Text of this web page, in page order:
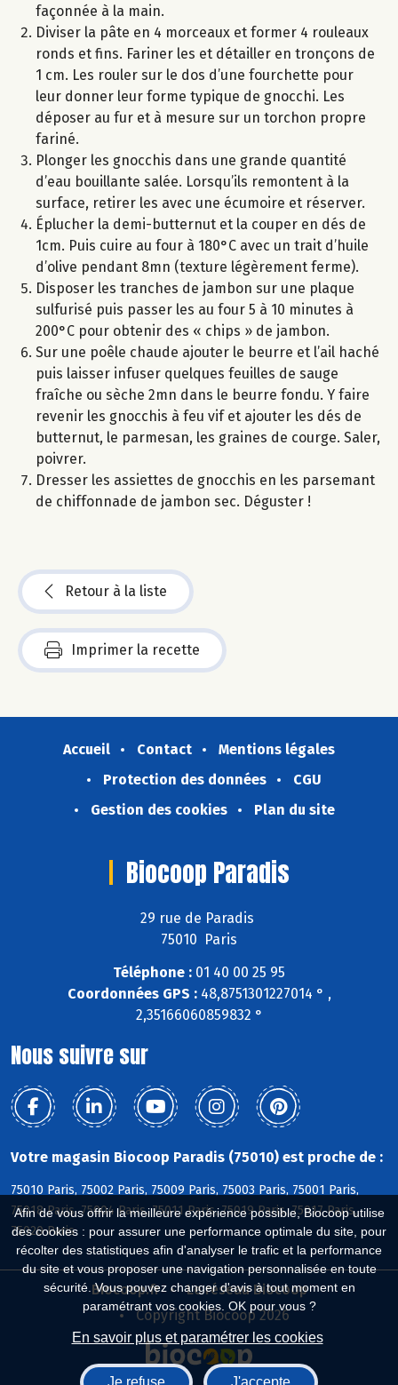
Afin de vous offrir la meilleure expérience possible, Biocoop utilise
des cookies : pour assurer une performance optimale du site, pour
récolter des statistiques afin d'analyser le trafic et la performance
du site et vous proposer une navigation personnalisée en toute
sécurité. Vous pouvez changer d'avis à tout moment en
paramétrant vos cookies. OK pour vous ?
En savoir plus et paramétrer les cookies
Je refuse J'accepte
façonnée à la main.
Diviser la pâte en 4 morceaux et former 4 rouleaux
ronds et fins. Fariner les et détailler en tronçons de
1 cm. Les rouler sur le dos d’une fourchette pour
leur donner leur forme typique de gnocchi. Les
déposer au fur et à mesure sur un torchon propre
fariné.
Plonger les gnocchis dans une grande quantité
d’eau bouillante salée. Lorsqu’ils remontent à la
surface, retirer les avec une écumoire et réserver.
Éplucher la demi-butternut et la couper en dés de
1cm. Puis cuire au four à 180°C avec un trait d’huile
d’olive pendant 8mn (texture légèrement ferme).
Disposer les tranches de jambon sur une plaque
sulfurisé puis passer les au four 5 à 10 minutes à
200°C pour obtenir des « chips » de jambon.
Sur une poêle chaude ajouter le beurre et l’ail haché
puis laisser infuser quelques feuilles de sauge
fraîche ou sèche 2mn dans le beurre fondu. Y faire
revenir les gnocchis à feu vif et ajouter les dés de
butternut, le parmesan, les graines de courge. Saler,
poivrer.
Dresser les assiettes de gnocchis en les parsemant
de chiffonnade de jambon sec. Déguster !
Retour à la liste
Imprimer la recette
Accueil Contact
Mentions légales
Protection des données
CGU
Gestion des cookies
Plan du site
Biocoop Paradis
29 rue de Paradis
75010 Paris
Téléphone : 01 40 00 25 95
Coordonnées GPS :48,8751301227014 ° ,
2,35166060859832 °
Nous suivre sur
Votre magasin Biocoop Paradis (75010) est proche de :
75010 Paris, 75002 Paris, 75009 Paris, 75003 Paris, 75001 Paris,
75018 Paris, 75004 Paris, 75011 Paris, 75019 Paris, 75017 Paris,
75020 Paris
Biocoop.fr
Le réseau Biocoop
Copyright Biocoop 2026